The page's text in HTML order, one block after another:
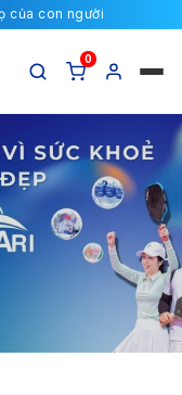
của con người
0